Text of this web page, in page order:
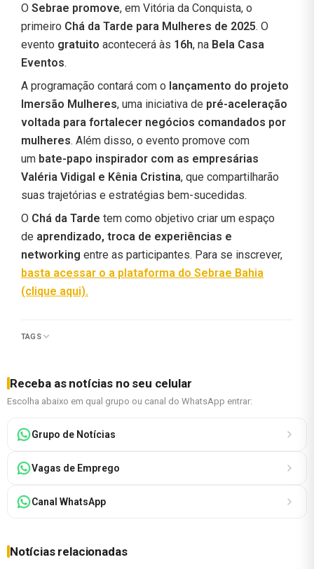
O Sebrae promove, em Vitória da Conquista, o
primeiro Chá da Tarde para Mulheres de 2025. O
evento gratuito acontecerá às 16h, na Bela Casa
Eventos.
A programação contará com o lançamento do projeto
Imersão Mulheres, uma iniciativa de pré-aceleração
voltada para fortalecer negócios comandados por
mulheres. Além disso, o evento promove com
um bate-papo inspirador com as empresárias
Valéria Vidigal e Kênia Cristina, que compartilharão
suas trajetórias e estratégias bem-sucedidas.
O Chá da Tarde tem como objetivo criar um espaço
de aprendizado, troca de experiências e
networking entre as participantes. Para se inscrever,
basta acessar o a plataforma do Sebrae Bahia
(clique aqui).
TAGS
Receba as notícias no seu celular
Escolha abaixo em qual grupo ou canal do WhatsApp entrar:
Grupo de Notícias
Vagas de Emprego
Canal WhatsApp
Notícias relacionadas